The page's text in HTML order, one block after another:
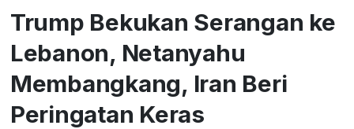
Trump Bekukan Serangan ke
Lebanon, Netanyahu
Membangkang, Iran Beri
Peringatan Keras